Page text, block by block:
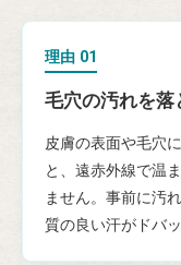
理由 01
毛穴の汚れを落
皮膚の表面や毛穴
と、遠赤外線で温
ません。事前に汚
質の良い汗がドバ